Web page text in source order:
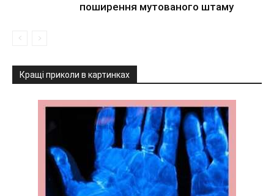
поширення мутованого штаму
Кращі приколи в картинках